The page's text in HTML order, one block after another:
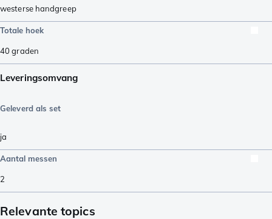
westerse handgreep
Totale hoek
40graden
Leveringsomvang
Geleverd als set
ja
Aantal messen
2
Relevante topics